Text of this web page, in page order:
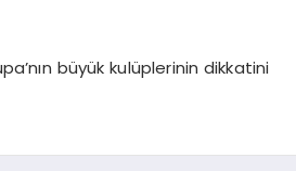
büyük kulüplerinin dikkatini